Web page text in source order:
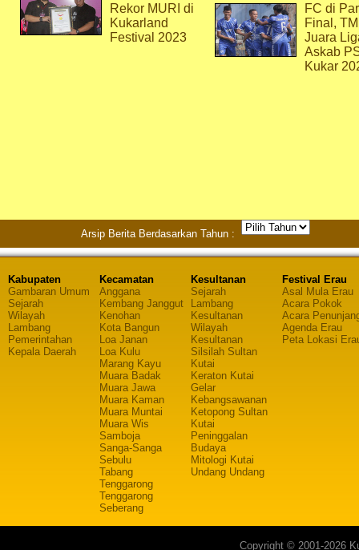
Rekor MURI di
Kukarland
Festival 2023
FC di
Final,
Juara
Askab
Kukar
Arsip Berita Berdasarkan Tahun :
Kabupaten
Gambaran Umum
Sejarah
Wilayah
Lambang
Pemerintahan
Kepala Daerah
Kecamatan
Anggana
Kembang Janggut
Kenohan
Kota Bangun
Loa Janan
Loa Kulu
Marang Kayu
Muara Badak
Muara Jawa
Muara Kaman
Muara Muntai
Muara Wis
Samboja
Sanga-Sanga
Sebulu
Tabang
Tenggarong
Tenggarong
Seberang
Kesultanan
Sejarah
Lambang
Kesultanan
Wilayah
Kesultanan
Silsilah Sultan
Kutai
Keraton Kutai
Gelar
Kebangsawanan
Ketopong Sultan
Kutai
Peninggalan
Budaya
Mitologi Kutai
Undang Undang
Festival Erau
Asal Mula Erau
Acara Pokok
Acara
Agenda Erau
Peta Lokasi
Copyright © 2001-2026